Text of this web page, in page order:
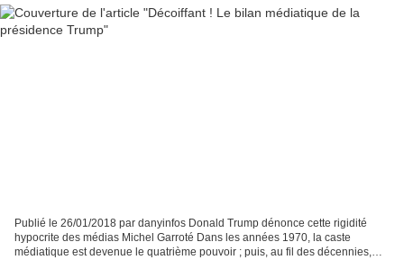
Publié le 26/01/2018 par danyinfos Donald Trump dénonce cette rigidité
hypocrite des médias Michel Garroté Dans les années 1970, la caste
médiatique est devenue le quatrième pouvoir ; puis, au fil des décennies,